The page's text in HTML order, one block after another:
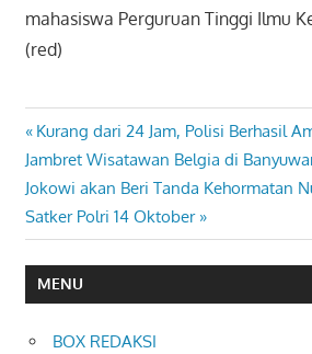
mahasiswa Perguruan Tinggi Ilmu
(red)
Navigasi
pos
Previous
Post:
Kurang dari 24 Jam, Polisi Berhasil
Jambret Wisatawan Belgia di
Next
Post:
Jokowi akan Beri Tanda Kehormatan
Satker Polri 14 Oktober
MENU
BOX REDAKSI